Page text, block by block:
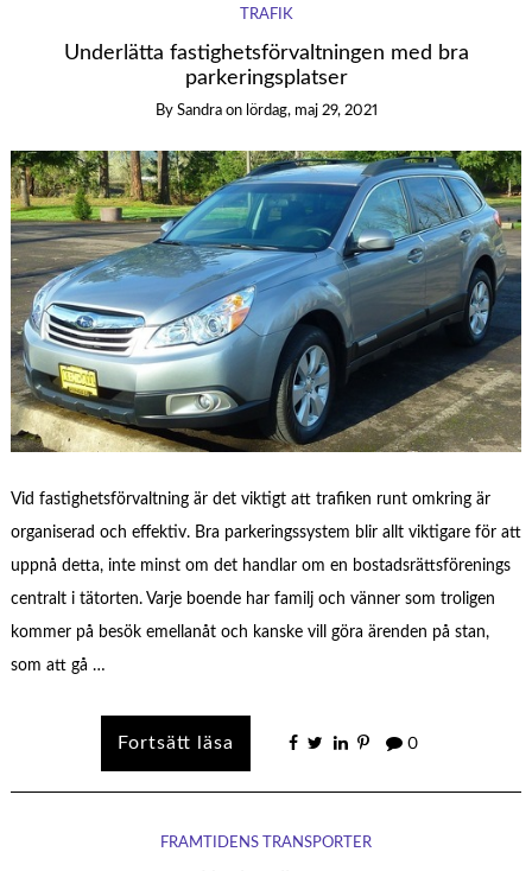
TRAFIK
Underlätta fastighetsförvaltningen med bra
parkeringsplatser
By Sandra on lördag, maj 29, 2021
Vid fastighetsförvaltning är det viktigt att trafiken runt omkring är
organiserad och effektiv. Bra parkeringssystem blir allt viktigare för att
uppnå detta, inte minst om det handlar om en bostadsrättsförenings
centralt i tätorten. Varje boende har familj och vänner som troligen
kommer på besök emellanåt och kanske vill göra ärenden på stan,
som att gå …
0
FRAMTIDENS TRANSPORTER